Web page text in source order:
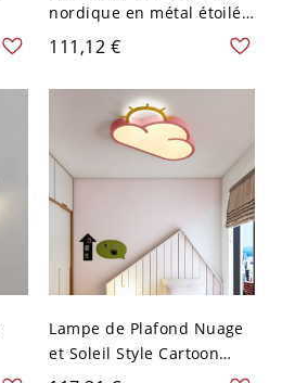
-
nordique en métal étoilé,
lumière blanche, 19,5" L
111,12 €
Lampe de Plafond Nuage
et Soleil Style Cartoon
Lustre LED Acrylique pour